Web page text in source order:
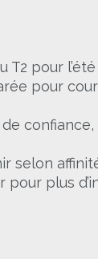
T2 pour l’été
pour
selon
plus